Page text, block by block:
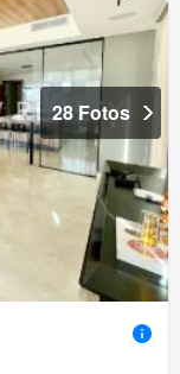
28 Fotos